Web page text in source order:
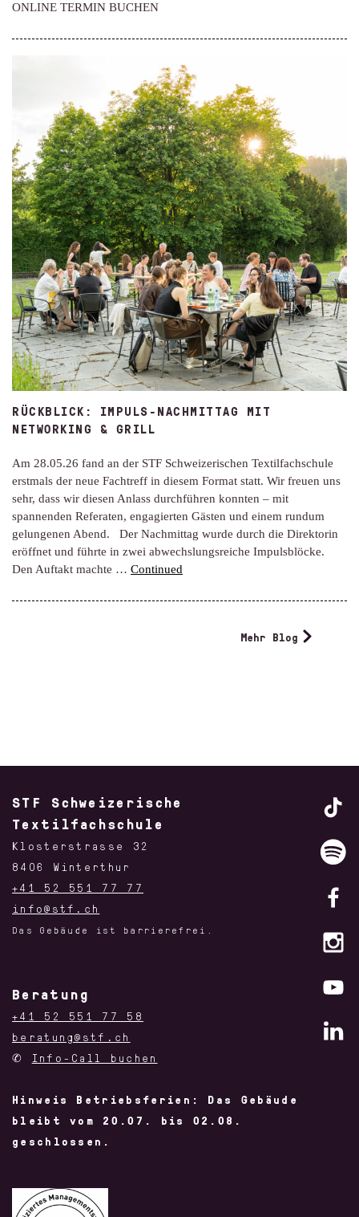
ONLINE TERMIN BUCHEN
RÜCKBLICK: IMPULS-NACHMITTAG MIT
NETWORKING & GRILL
Am 28.05.26 fand an der STF Schweizerischen Textilfachschule
erstmals der neue Fachtreff in diesem Format statt. Wir freuen uns
sehr, dass wir diesen Anlass durchführen konnten – mit
spannenden Referaten, engagierten Gästen und einem rundum
gelungenen Abend. Der Nachmittag wurde durch die Direktorin
eröffnet und führte in zwei abwechslungsreiche Impulsblöcke.
Den Auftakt machte … Continued
Mehr Blog
STF Schweizerische
Textilfachschule
Klosterstrasse 32
8406 Winterthur
+41 52 551 77 77
info@stf.ch
Das Gebäude ist barrierefrei.
Beratung
+41 52 551 77 58
beratung@stf.ch
✆ Info-Call buchen
Hinweis Betriebsferien: Das Gebäude
bleibt vom 20.07. bis 02.08.
geschlossen.